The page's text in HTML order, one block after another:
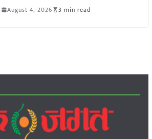
August 4, 2026 3 min read